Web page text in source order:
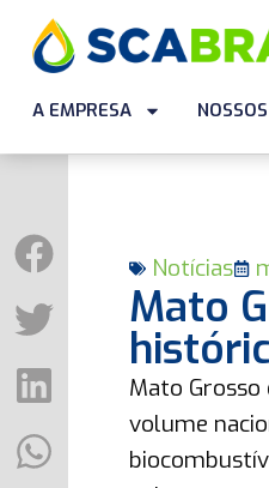
A EMPRESA
Notícias
Mato
Mato
volume